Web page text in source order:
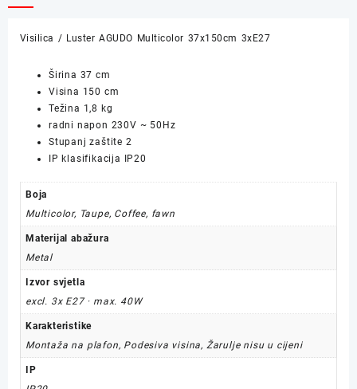
količina
Visilica / Luster AGUDO Multicolor 37x150cm 3xE27
Širina 37 cm
Visina 150 cm
Težina 1,8 kg
radni napon 230V ~ 50Hz
Stupanj zaštite 2
IP klasifikacija IP20
Boja
Multicolor, Taupe, Coffee, fawn
Materijal abažura
Metal
Izvor svjetla
excl. 3x E27 · max. 40W
Karakteristike
Montaža na plafon, Podesiva visina, Žarulje nisu u cijeni
IP